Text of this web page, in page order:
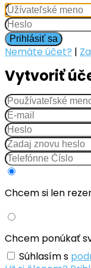
Prihlásiť sa
Nemáte účet? |
Vytvoriť
Chcem si len
Chcem ponúkať
Súhlasím s